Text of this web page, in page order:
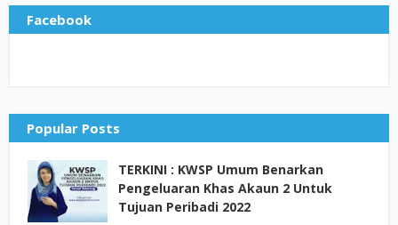
Facebook
Popular Posts
TERKINI : KWSP Umum Benarkan
Pengeluaran Khas Akaun 2 Untuk
Tujuan Peribadi 2022